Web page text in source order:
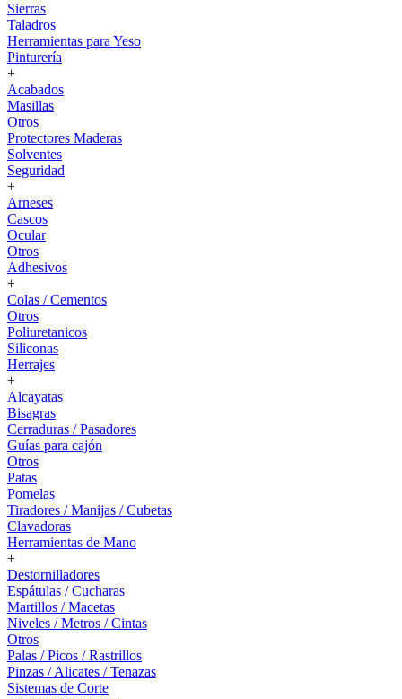
Sierras
Taladros
Herramientas para Yeso
Pinturería
+
Acabados
Masillas
Otros
Protectores Maderas
Solventes
Seguridad
+
Arneses
Cascos
Ocular
Otros
Adhesivos
+
Colas / Cementos
Otros
Poliuretanicos
Siliconas
Herrajes
+
Alcayatas
Bisagras
Cerraduras / Pasadores
Guías para cajón
Otros
Patas
Pomelas
Tiradores / Manijas / Cubetas
Clavadoras
Herramientas de Mano
+
Destornilladores
Espátulas / Cucharas
Martillos / Macetas
Niveles / Metros / Cintas
Otros
Palas / Picos / Rastrillos
Pinzas / Alicates / Tenazas
Sistemas de Corte